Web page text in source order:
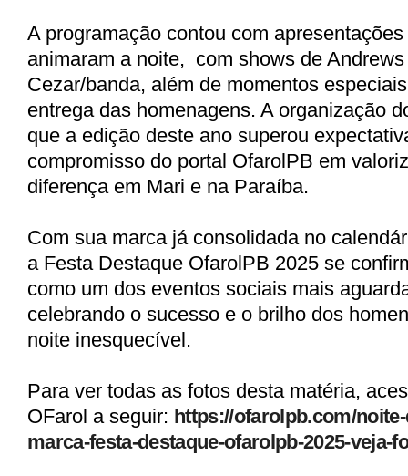
A programação contou com
animaram a noite, com shows de
Cezar/banda, além de momentos
entrega das homenagens. A organização
que a edição deste ano superou
compromisso do portal OfarolPB em
diferença em Mari e na Paraíba.
Com sua marca já consolidada no
a Festa Destaque OfarolPB 2025 se
como um dos eventos sociais mais
celebrando o sucesso e o brilho dos
noite inesquecível.
Para ver todas as fotos desta matéria,
OFarol a seguir: https://ofarolpb.com/
marca-festa-destaque-ofarolpb-2025-veja-